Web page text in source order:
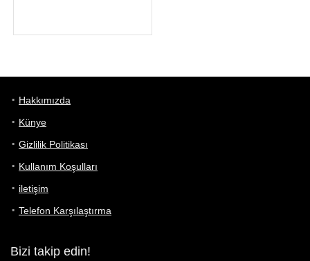
Hakkımızda
Künye
Gizlilik Politikası
Kullanım Koşulları
iletişim
Telefon Karşılaştırma
Bizi takip edin!